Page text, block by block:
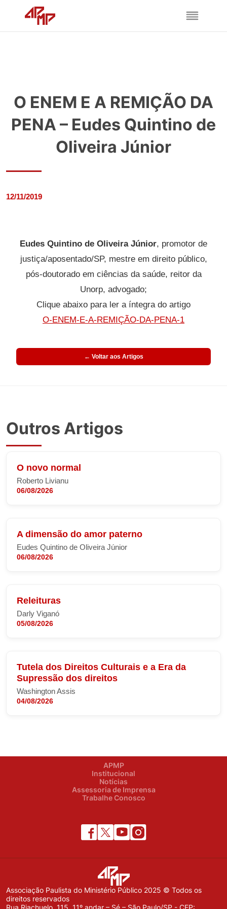
O ENEM E A REMIÇÃO DA
PENA – Eudes Quintino de
Oliveira Júnior
12/11/2019
Eudes Quintino de Oliveira Júnior, promotor de
justiça/aposentado/SP, mestre em direito público,
pós-doutorado em ciências da saúde, reitor da
Unorp, advogado;
Clique abaixo para ler a íntegra do artigo
O-ENEM-E-A-REMIÇÃO-DA-PENA-1
← Voltar aos Artigos
Outros Artigos
O novo normal
Roberto Livianu
06/08/2026
A dimensão do amor paterno
Eudes Quintino de Oliveira Júnior
06/08/2026
Releituras
Darly Viganó
05/08/2026
Tutela dos Direitos Culturais e a Era da
Supressão dos direitos
Washington Assis
04/08/2026
APMP
Institucional
Notícias
Assessoria de Imprensa
Trabalhe Conosco
Associação Paulista do Ministério Público 2025 © Todos os
direitos reservados
Rua Riachuelo, 115, 11º andar – Sé – São Paulo/SP - CEP: